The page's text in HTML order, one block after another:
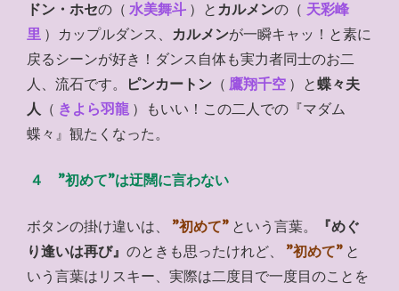
ドン・ホセの（ 水美舞斗 ）と カルメンの（ 天彩峰
里 ）カップルダンス、 カルメンが一瞬キャッ！と素に
戻るシーンが好き！ダンス自体も実力者同士のお二
人、流石です。
ピンカートン （ 鷹翔千空 ）と蝶々夫
人 （ きよら羽龍 ）もいい！この二人での『マダム
蝶々』観たくなった。
４ ”初めて”は迂闊に言わない
ボタンの掛け違いは、 ”初めて” という言葉。
『めぐ
り逢いは再び』 のときも思ったけれど、 ”初めて” と
いう言葉はリスキー、実際は二度目で一度目のことを